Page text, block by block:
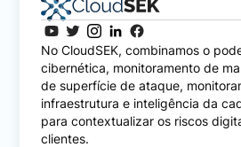
No CloudSEK, combinamos o
cibernética, monitoramento de
de superfície de ataque,
infraestrutura e inteligência da
para contextualizar os riscos
clientes.